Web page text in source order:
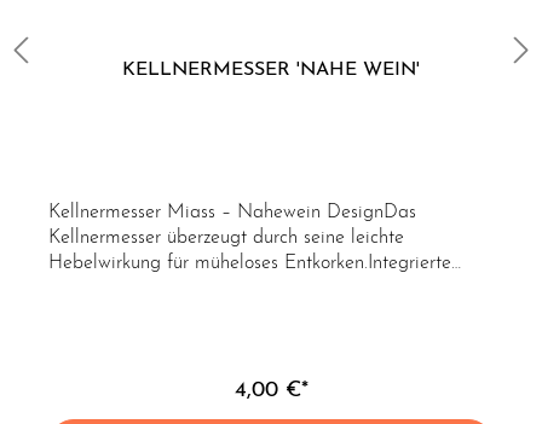
KELLNERMESSER 'NAHE WEIN'
Kellnermesser Miass – Nahewein DesignDas
Kellnermesser überzeugt durch seine leichte
Hebelwirkung für müheloses Entkorken.Integrierte
4,00 €*